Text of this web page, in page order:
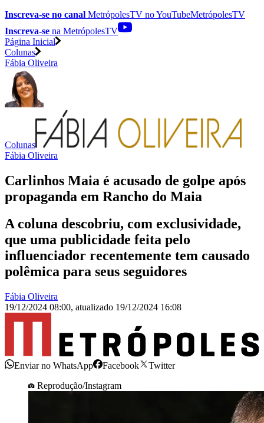
Inscreva-se no canal MetrópolesTV noYouTubeMetrópolesTV
Inscreva-se na MetrópolesTV
Página Inicial
Colunas
Fábia Oliveira
Colunas
Fábia Oliveira
Carlinhos Maia é acusado de golpe após
propaganda em Rancho do Maia
A coluna descobriu, com exclusividade,
que uma publicidade feita pelo
influenciador recentemente tem causado
polêmica para seus seguidores
Fábia Oliveira
19/12/2024 08:00, atualizado 19/12/2024 16:08
Enviar no WhatsApp Facebook
Twitter
Reprodução/Instagram